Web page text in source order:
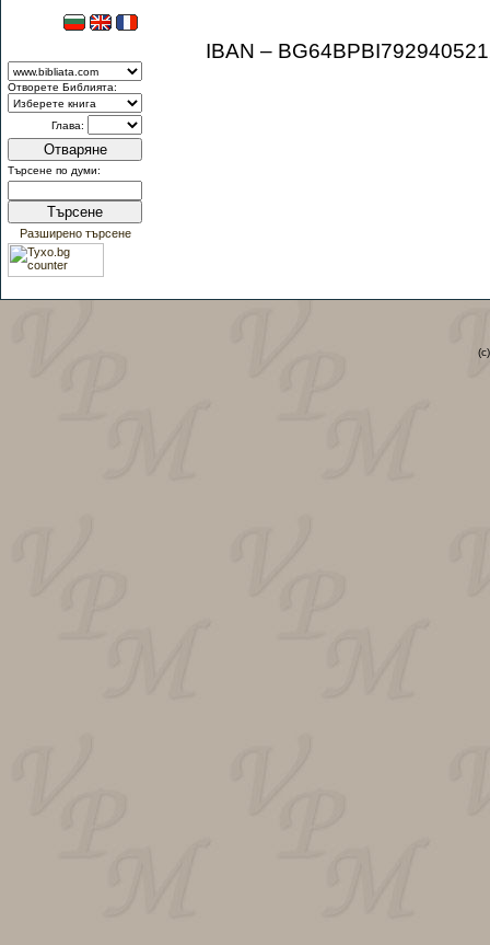
Отворете Библията:
Глава:
Отваряне
Търсене по думи:
Търсене
Разширено търсене
IBAN –